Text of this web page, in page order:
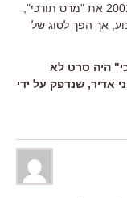
שזה סרט הביכורים שלו". עודד דוידוף ביים ב-2001 את "מרס תורכי",
אך הפך לסוג של
היה סרט לא
אדיר, שנדפק על ידי